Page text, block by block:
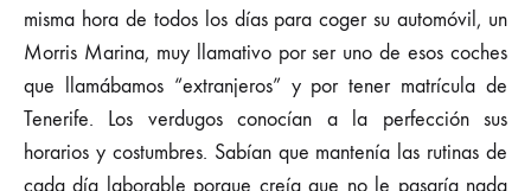
misma hora de todos los días para coger su automóvil, un
Morris Marina, muy llamativo por ser uno de esos coches
que llamábamos “extranjeros” y por tener matrícula de
Tenerife. Los verdugos conocían a la perfección sus
horarios y costumbres. Sabían que mantenía las rutinas de
cada día laborable porque creía que no le pasaría nada